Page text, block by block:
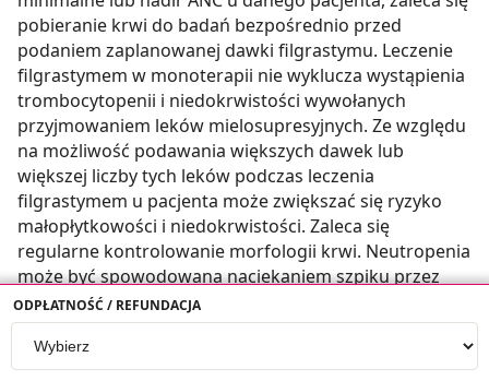
ODPŁATNOŚĆ / REFUNDACJA